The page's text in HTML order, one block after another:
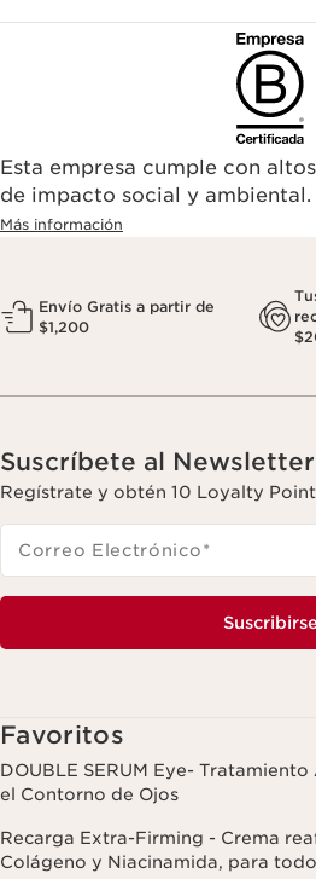
Esta empresa cumple con
de impacto social y ambiental.
Más información
Envío Gratis a partir de
$1,200
Suscríbete al Newsletter
Regístrate y obtén 10 Loyalty
Correo Electrónico*
Suscribirse
Favoritos
DOUBLE SERUM Eye-
el Contorno de Ojos
Recarga Extra-Firming - Crema
Colágeno y Niacinamida, para